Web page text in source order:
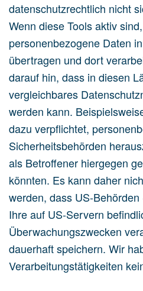
datenschutzrechtlich nicht
Wenn diese Tools aktiv
personenbezogene Daten
übertragen und dort
darauf hin, dass in diesen
vergleichbares
werden kann.
dazu verpflichtet,
Sicherheitsbehörden
als Betroffener hiergegen
könnten. Es kann daher
werden, dass US-
Ihre auf US-Servern
Überwachungszwecken
dauerhaft speichern. Wir
Verarbeitungstätigkeiten